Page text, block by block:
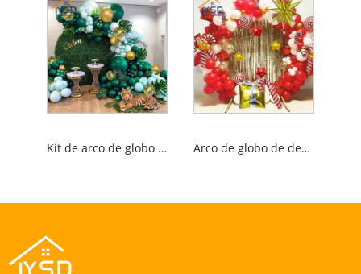
Kit de arco de globo forestal Arco de globo de decoración de vacaciones